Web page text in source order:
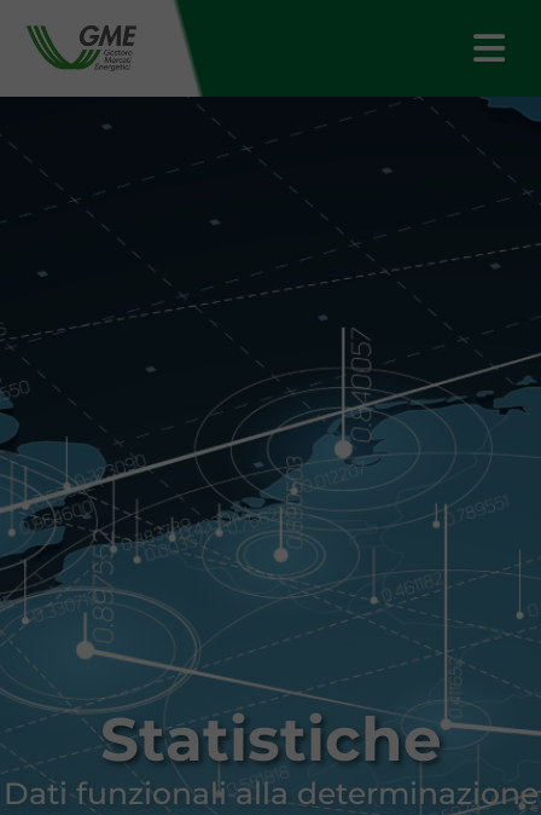
Statistiche
Dati funzionali alla determinazione